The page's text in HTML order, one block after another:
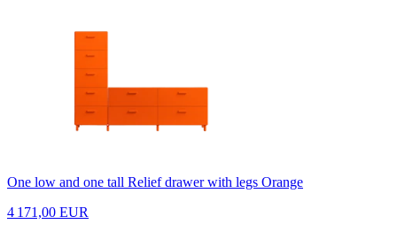
One low and one tall Relief drawer with legs Orange
4 171,00 EUR